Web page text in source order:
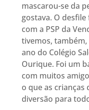
mascarou-se da
gostava. O
com a PSP da
tivemos, também,
ano do Colégio
Ourique. Foi um
com muitos
o que as crianças
diversão para